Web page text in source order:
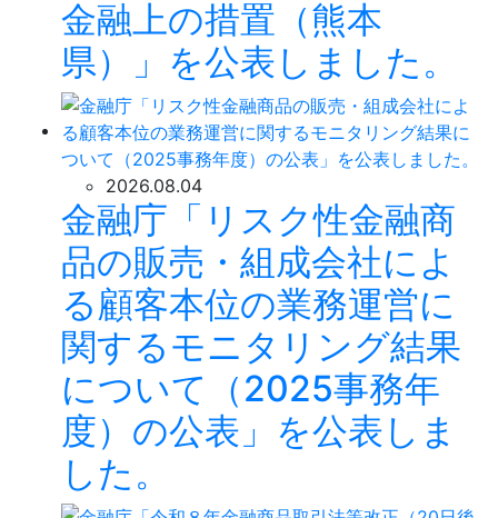
金融上の措置（熊本
県）」を公表しました。
2026.08.04
金融庁「リスク性金融商
品の販売・組成会社によ
る顧客本位の業務運営に
関するモニタリング結果
について（2025事務年
度）の公表」を公表しま
した。